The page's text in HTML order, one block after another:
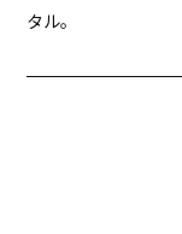
タル。